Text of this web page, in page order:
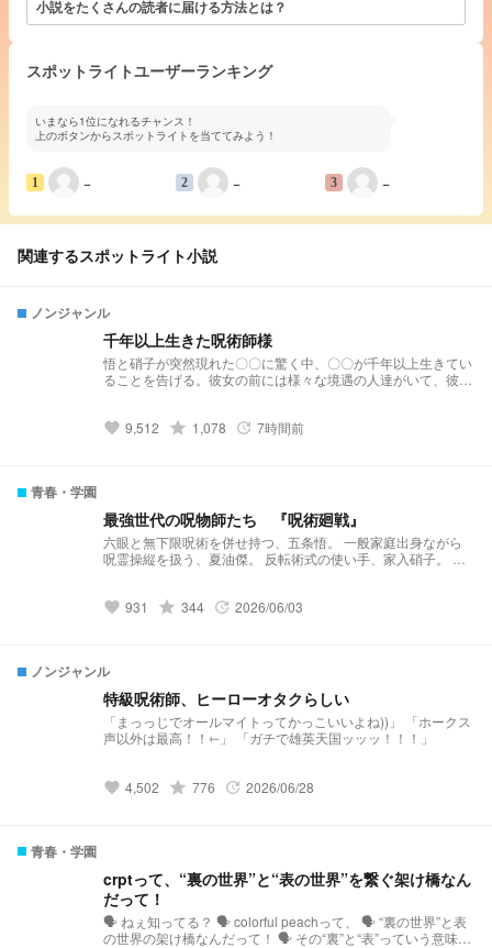
小説をたくさんの読者に届ける方法とは？
スポットライトユーザーランキング
いまなら1位になれるチャンス！
上のボタンからスポットライトを当ててみよう！
1 − 2 − 3 −
関連するスポットライト小説
ノンジャンル
千年以上生きた呪術師様
悟と硝子が突然現れた〇〇に驚く中、〇〇が千年以上生きてい
ることを告げる。彼女の前には様々な境遇の人達がいて、彼女
して彼らは〇〇のもたらす運命から逃れられるのか？ 番外
favorite 9,512 grade 1,078 update 7時間前
青春・学園
最強世代の呪物師たち 『呪術廻戦』
六眼と無下限呪術を併せ持つ、五条悟。 一般家庭出身ながら
呪霊操縦を扱う、夏油傑。 反転術式の使い手、家入硝子。 翠
____________ 夜「お前らいい加減にしろ！！」 とんでもな
favorite 931 grade 344 update 2026/06/03
ノンジャンル
特級呪術師、ヒーローオタクらしい
「まっっじでオールマイトってかっこいいよね))」 「ホークス
声以外は最高！！⇽」 「ガチで雄英天国ッッッ！！！」
favorite 4,502 grade 776 update 2026/06/28
青春・学園
crptって、“裏の世界”と“表の世界”を繋ぐ架け橋なん
だって！
🗣️ ねぇ知ってる？ 🗣️ colorful peachって、 🗣️ “裏の世界”と表
の世界の架け橋なんだって！ 🗣️ その“裏”と“表”っていう意味は